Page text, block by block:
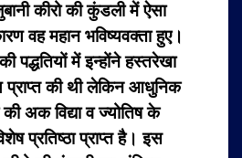
कीरो की कुंडली में ऐसा
वह महान भविष्यवक्ता हुए।
पद्धतियों में इन्होंने हस्तरेखा
प्राप्त की थी लेकिन आधुनिक
अक विद्या व ज्योतिष के
प्रतिष्ठा प्राप्त है। इस